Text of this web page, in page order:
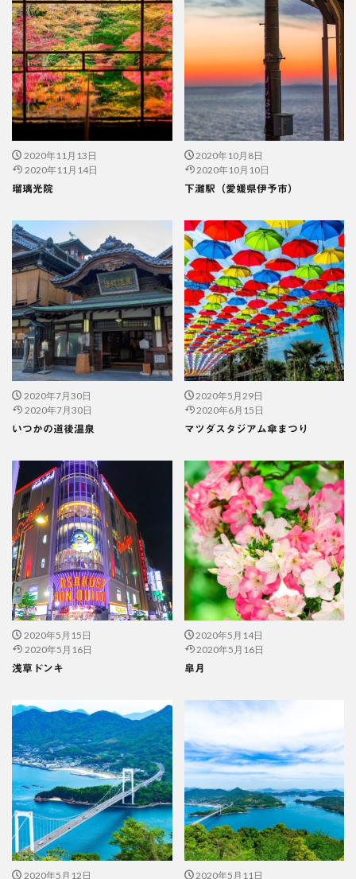
2020年11月13日
2020年11月14日
瑠璃光院
2020年10月8日
2020年10月10日
下灘駅（愛媛県伊予市）
2020年7月30日
2020年7月30日
いつかの道後温泉
2020年5月29日
2020年6月15日
マツダスタジアム傘まつり
2020年5月15日
2020年5月16日
浅草ドンキ
2020年5月14日
2020年5月16日
皐月
2020年5月12日
2020年5月11日